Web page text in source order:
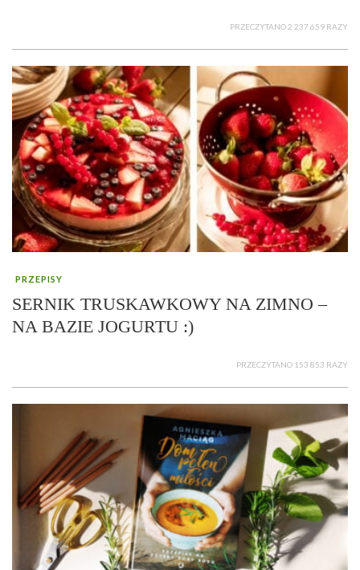
PRZECZYTANO 2 237 659 RAZY
PRZEPISY
SERNIK TRUSKAWKOWY NA ZIMNO –
NA BAZIE JOGURTU :)
PRZECZYTANO 153 853 RAZY